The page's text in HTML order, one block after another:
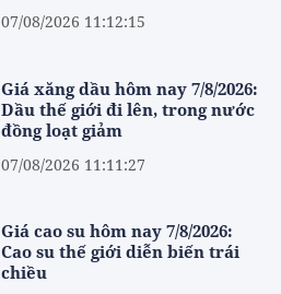
07/08/2026 11:12:15
Giá xăng dầu hôm nay 7/8/2026:
Dầu thế giới đi lên, trong nước
đồng loạt giảm
07/08/2026 11:11:27
Giá cao su hôm nay 7/8/2026:
Cao su thế giới diễn biến trái
chiều